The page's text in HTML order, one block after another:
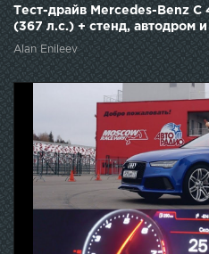
Тест-драйв Mercedes-Benz C
(367 л.с.) + стенд, автодром
Alan Enileev